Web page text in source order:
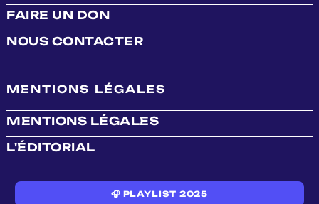
FAIRE UN DON
NOUS CONTACTER
MENTIONS LÉGALES
MENTIONS LÉGALES
L'ÉDITORIAL
🎧 PLAYLIST 2025